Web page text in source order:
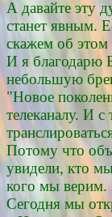
А давайте эту
станет явным.
скажем об
И я благодарю
небольшую
"Новое
телеканалу. И
Потому что
увидели, кто
кого мы верим.
Сегодня мы